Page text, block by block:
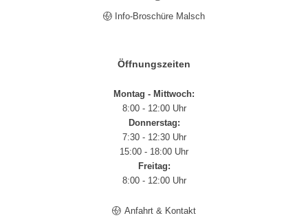
Info-Broschüre Malsch
Öffnungszeiten
Montag - Mittwoch:
8:00 - 12:00 Uhr
Donnerstag:
7:30 - 12:30 Uhr
15:00 - 18:00 Uhr
Freitag:
8:00 - 12:00 Uhr
Anfahrt & Kontakt